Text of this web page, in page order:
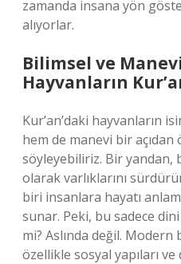
zamanda insana yön
alıyorlar.
Bilimsel ve
Hayvanların
Kur’an’daki hayvanların
hem de manevi bir
söyleyebiliriz. Bir yandan,
olarak varlıklarını
biri insanlara hayatı
sunar. Peki, bu sadece
mi? Aslında değil. Modern
özellikle sosyal yapıları